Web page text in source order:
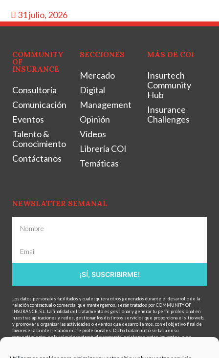
31 julio, 2026
COMMUNITY
OF
INSURANCE
Consultoría
Comunicación
Eventos
Talento &
Conocimiento
Contáctanos
SECCIONES
Mercado
Digital
Management
Opinión
Vídeos
Librería COI
Temáticas
MÁS DE COI
Insurtech
Community
Hub
Insurance
Challenges
NEWSLATTER SEMANAL
¡SÍ, SUSCRIBIRME!
Los datos personales facilitados y cualesquiera otros generados durante el desarrollo de la
relación contractual o comercial que mantengamos, serán tratados por COMMUNITY OF
INSURANCE, S.L. La finalidad del tratamiento es gestionar y generar tu perfil profesional en
nuestras aplicaciones y redes, gestionar los distintos servicios que proporciona el sitio web,
y promover u organizar las actividades o eventos que desarrollemos, con el objetivo final de
favorecer a la interrelación entre profesionales. Dicho tratamiento se basa en su
consentimiento, en la relación contractual o comercial existente entre las partes, y en
transferencias internacionales de datos, a países con el mismo nivel de garantía.. Puede,